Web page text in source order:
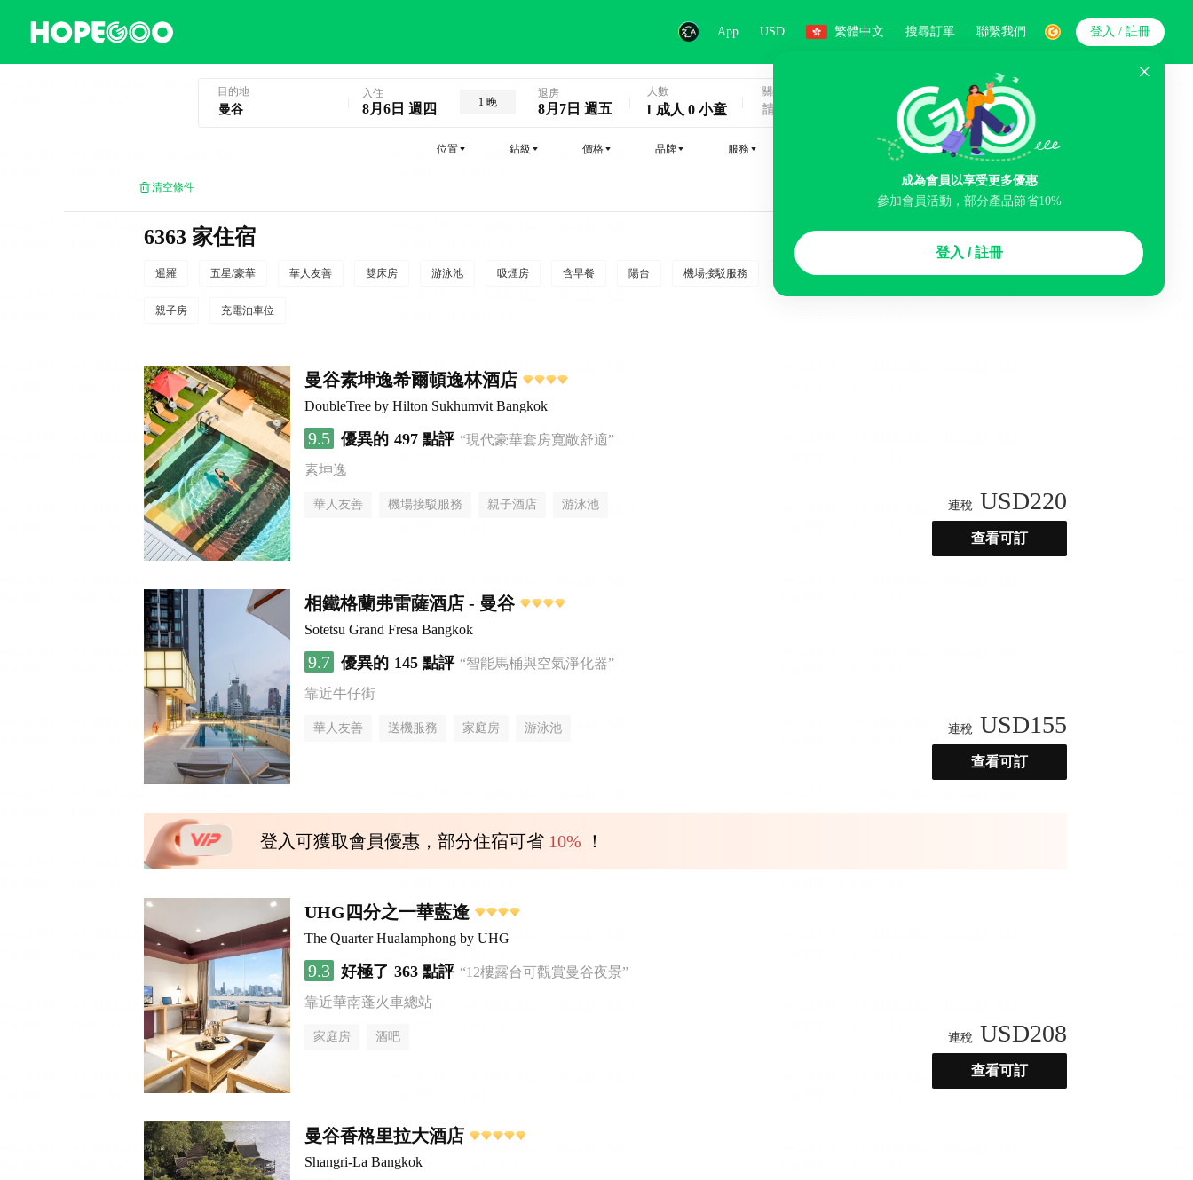
App USD 繁體中文 搜尋訂單 聯繫我們
成為會員以享受更多優惠
參加會員活動，部分產品節省10%
登入 / 註冊
登入 / 註冊
目的地 入住
8月6日 週四 1 晚
退房
8月7日 週五
人數
1 成人 0 小童
關鍵字
搜索
位置 鉆級 價格 品牌 服務
清空條件
6363 家住宿
暹羅 五星/豪華 華人友善 雙床房 游泳池 吸煙房 含早餐 陽台 機場接駁服務 吸煙區 免費取消 民宿 泊車場
親子房 充電泊車位
曼谷素坤逸希爾頓逸林酒店
DoubleTree by Hilton Sukhumvit Bangkok
9.5 優異的 497 點評 “現代豪華套房寬敞舒適”
素坤逸
華人友善 機場接駁服務 親子酒店 游泳池 連稅 USD220
查看可訂
相鐵格蘭弗雷薩酒店 - 曼谷
Sotetsu Grand Fresa Bangkok
9.7 優異的 145 點評 “智能馬桶與空氣淨化器”
靠近牛仔街
華人友善 送機服務 家庭房 游泳池 連稅 USD155
查看可訂
登入可獲取會員優惠，部分住宿可省 10% ！
UHG四分之一華藍逢
The Quarter Hualamphong by UHG
9.3 好極了 363 點評 “12樓露台可觀賞曼谷夜景”
靠近華南蓬火車總站
家庭房 酒吧 連稅 USD208
查看可訂
曼谷香格里拉大酒店
Shangri-La Bangkok